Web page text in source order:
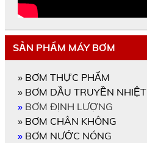
SẢN PHẨM MÁY BƠM
» BƠM THỰC PHẨM
» BƠM DẦU TRUYỀN NHIỆT
»BƠM ĐỊNH LƯỢNG
» BƠM CHÂN KHÔNG
» BƠM NƯỚC NÓNG